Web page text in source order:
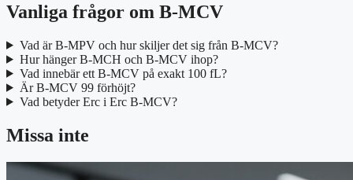
Vanliga frågor om B-MCV
Vad är B-MPV och hur skiljer det sig från B-MCV?
Hur hänger B-MCH och B-MCV ihop?
Vad innebär ett B-MCV på exakt 100 fL?
Är B-MCV 99 förhöjt?
Vad betyder Erc i Erc B-MCV?
Missa inte